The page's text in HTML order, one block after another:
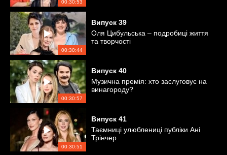
00:30:53
00:30:44
Випуск 39
Оля Цибульська – подробиці життя
та творчості
00:30:57
Випуск 40
Музична премія: хто заслуговує на
винагороду?
00:30:51
Випуск 41
Таємниці улюблениці публіки Ані
Трінчер